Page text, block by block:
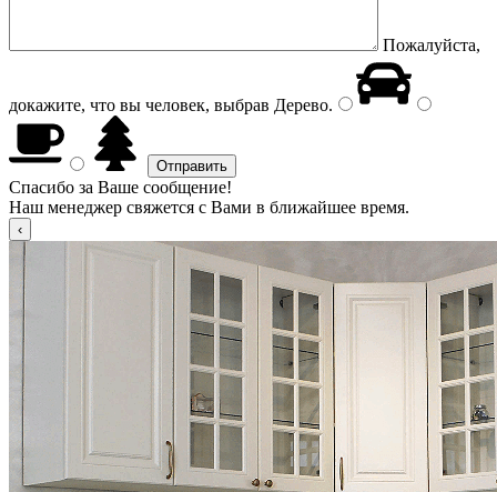
Пожалуйста,
докажите, что вы человек, выбрав Дерево.
Спасибо за Ваше сообщение!
Наш менеджер свяжется с Вами в ближайшее время.